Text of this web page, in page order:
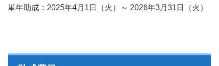
単年助成：2025年4月1日（火）～ 2026年3月31日（火）